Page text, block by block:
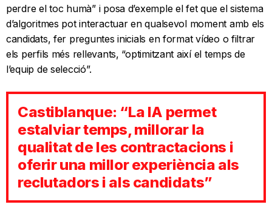
perdre el toc humà” i posa d’exemple el fet que el sistema
d’algoritmes pot interactuar en qualsevol moment amb els
candidats, fer preguntes inicials en format vídeo o filtrar
els perfils més rellevants, “optimitzant així el temps de
l’equip de selecció”.
Castiblanque: “La IA permet
estalviar temps, millorar la
qualitat de les contractacions i
oferir una millor experiència als
reclutadors i als candidats”